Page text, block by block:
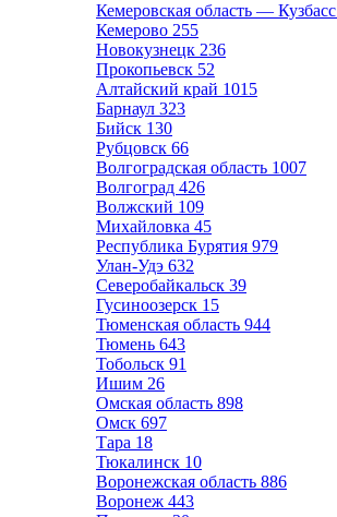
Кемеровская область — Кузбасс
Кемерово 255
Новокузнецк 236
Прокопьевск 52
Алтайский край 1015
Барнаул 323
Бийск 130
Рубцовск 66
Волгоградская область 1007
Волгоград 426
Волжский 109
Михайловка 45
Республика Бурятия 979
Улан-Удэ 632
Северобайкальск 39
Гусиноозерск 15
Тюменская область 944
Тюмень 643
Тобольск 91
Ишим 26
Омская область 898
Омск 697
Тара 18
Тюкалинск 10
Воронежская область 886
Воронеж 443